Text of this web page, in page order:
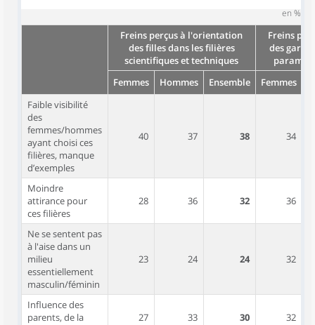
en %
Freins perçus à l'orientation
des filles dans les filières
scientifiques et techniques
Freins
des
Femmes
Hommes Ensemble Femmes
Faible visibilité
des
femmes/hommes
ayant choisi ces
filières, manque
d’exemples
40 37 38 34
Moindre
attirance pour
ces filières
28 36 32 36
Ne se sentent pas
à l'aise dans un
milieu
essentiellement
masculin/féminin
23 24 24 32
Influence des
parents, de la
27 33 30 32